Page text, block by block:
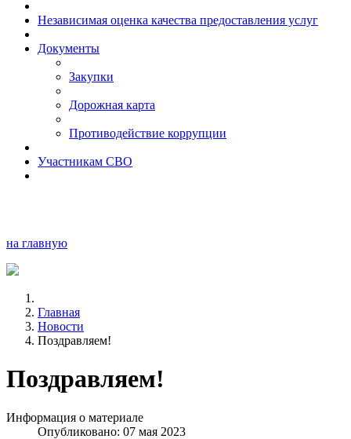
Независимая оценка качества предоставления услуг
Документы
Закупки
Дорожная карта
Противодействие коррупции
Участникам СВО
на главную
Главная
Новости
Поздравляем!
Поздравляем!
Информация о материале
Опубликовано: 07 мая 2023